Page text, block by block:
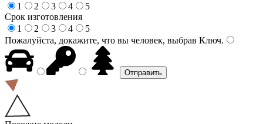
1
2 3 4
5
Срок изготовления
1
2 3 4
5
Пожалуйста, докажите, что вы человек, выбрав Ключ.